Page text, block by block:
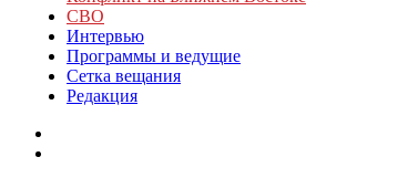
СВО
Интервью
Программы и ведущие
Сетка вещания
Редакция